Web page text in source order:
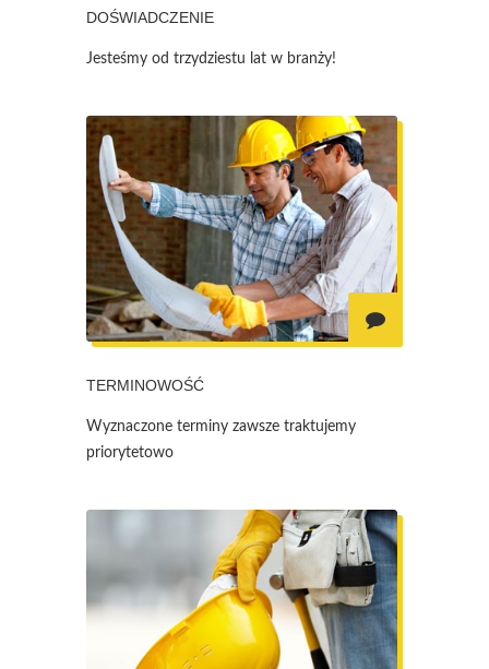
DOŚWIADCZENIE
Jesteśmy od trzydziestu lat w branży!
TERMINOWOŚĆ
Wyznaczone terminy zawsze traktujemy
priorytetowo